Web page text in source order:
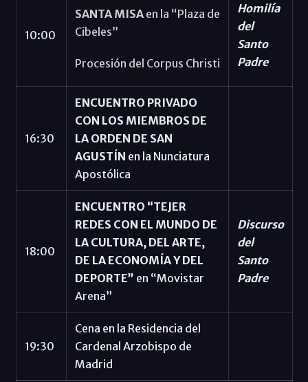
10:00
SANTA MISA en la “Plaza de
Cibeles”
Procesión del Corpus Christi
Homilía
del
Santo
Padre
16:30
ENCUENTRO PRIVADO
CON LOS MIEMBROS DE
LA ORDEN DE SAN
AGUSTÍN en la Nunciatura
Apostólica
18:00
ENCUENTRO “TEJER
REDES CON EL MUNDO DE
LA CULTURA, DEL ARTE,
DE LA ECONOMÍA Y DEL
DEPORTE” en “Movistar
Arena”
Discurso
del
Santo
Padre
19:30
Cena en la Residencia del
Cardenal Arzobispo de
Madrid